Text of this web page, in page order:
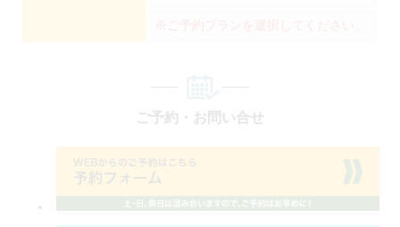
※ご予約プランを選択してください。
ご予約・お問い合せ